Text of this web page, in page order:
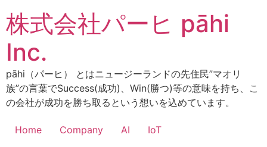
ン
テ
ツ
に
ス
キ
株式会社パーヒ pāhi
Inc.
pāhi（パーヒ） とはニュージーランドの先住民”マオリ
族”の言葉でSuccess(成功)、Win(勝つ)等の意味を持ち、こ
の会社が成功を勝ち取るという想いを込めています。
Home Company AI
IoT